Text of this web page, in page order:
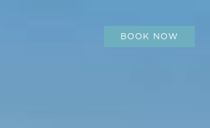
BOOK NOW
BOOK NOW